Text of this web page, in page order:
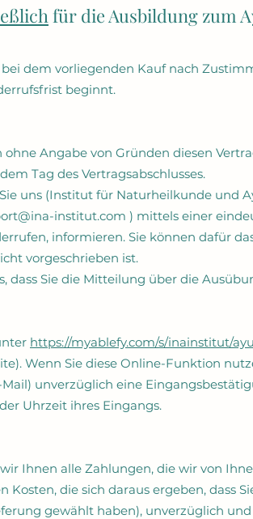
für die Ausbildung zum
dem vorliegenden Kauf nach
beginnt.
Angabe von Gründen diesen
Tag des Vertragsabschlusses.
uns (Institut für Naturheilkunde und
institut.com ) mittels einer
informieren. Sie können dafür
vorgeschrieben ist.
dass Sie die Mitteilung über die
https://myablefy.com/s/inainstitut/
Wenn Sie diese Online-Funktion
unverzüglich eine
Uhrzeit ihres Eingangs.
Ihnen alle Zahlungen, die wir von
die sich daraus ergeben, dass
gewählt haben), unverzüglich